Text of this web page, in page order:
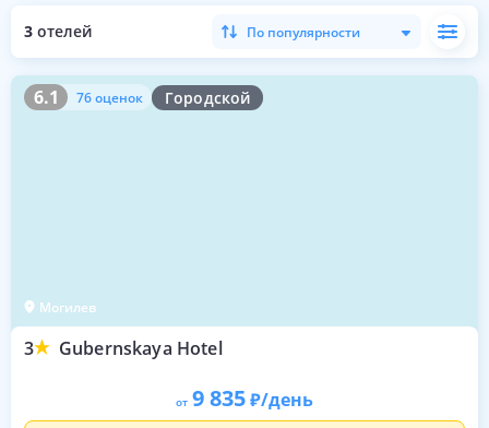
3 отелей По популярности
6.1 76 оценок Городской
Могилев
3 Gubernskaya Hotel
6.1 76 оценок
от 9 835 /день